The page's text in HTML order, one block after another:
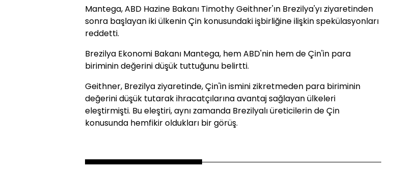
Mantega, ABD Hazine Bakanı Timothy Geithner'ın Brezilya'yı ziyaretinden
sonra başlayan iki ülkenin Çin konusundaki işbirliğine ilişkin spekülasyonları
reddetti.
Brezilya Ekonomi Bakanı Mantega, hem ABD'nin hem de Çin'in para
biriminin değerini düşük tuttuğunu belirtti.
Geithner, Brezilya ziyaretinde, Çin'in ismini zikretmeden para biriminin
değerini düşük tutarak ihracatçılarına avantaj sağlayan ülkeleri
eleştirmişti. Bu eleştiri, aynı zamanda Brezilyalı üreticilerin de Çin
konusunda hemfikir oldukları bir görüş.